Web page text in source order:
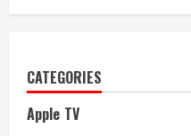
CATEGORIES
Apple TV